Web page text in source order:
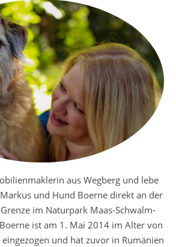
aus Wegberg und lebe
und Hund Boerne direkt an der
im Naturpark Maas-Schwalm-
ist am 1. Mai 2014 im Alter von
eingezogen und hat zuvor in Rumänien